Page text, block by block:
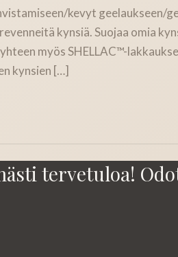
kevyt geelaukseen/
kynsiä. Suojaa omia
myös SHELLAC™-
kynsien […]
tervetuloa!